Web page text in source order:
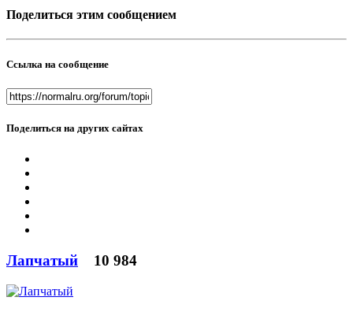
Поделиться этим сообщением
Ссылка на сообщение
Поделиться на других сайтах
Лапчатый 10 984